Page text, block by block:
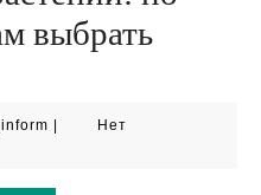
выбрать
green_inform
Нет